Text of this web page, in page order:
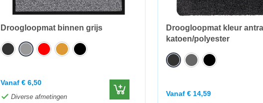
Droogloopmat binnen grijs
Vanaf € 6,50
Diverse afmetingen
Droogloopmat kleur
katoen/polyester
Vanaf € 14,59